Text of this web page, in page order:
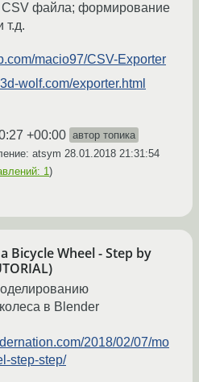
CSV файла; формирование
т.д.
macio97/CSV-Exporter
wolf.com/exporter.html
+00:00 автор топика
atsym 28.01.2018 21:31:54
1)
Bicycle Wheel - Step by
в Blender
2018/02/07/mo
step-step/